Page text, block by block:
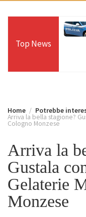
Top News
ore sulle Alpi:
Cervino e
Home Potrebbe
Arriva la bella stagione?
Cologno Monzese
Arriva la
Gustala
Gelaterie
Monzese